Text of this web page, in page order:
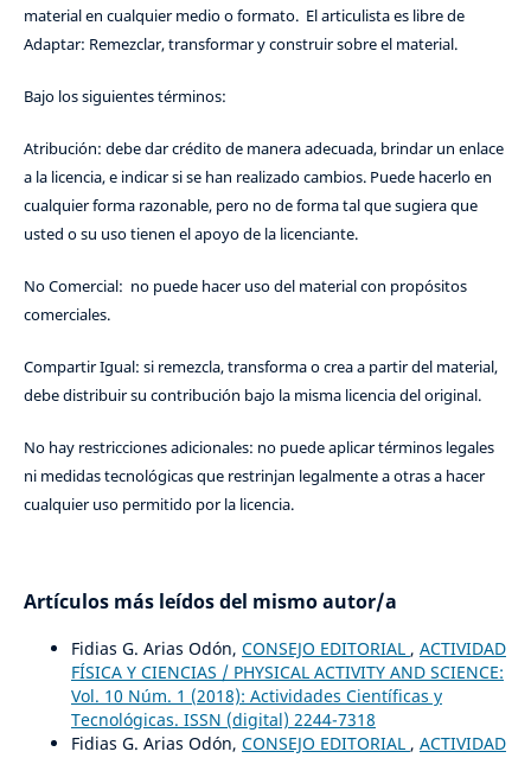
material en cualquier medio o formato. El articulista es libre de
Adaptar: Remezclar, transformar y construir sobre el material.
Bajo los siguientes términos:
Atribución: debe dar crédito de manera adecuada, brindar un enlace
a la licencia, e indicar si se han realizado cambios. Puede hacerlo en
cualquier forma razonable, pero no de forma tal que sugiera que
usted o su uso tienen el apoyo de la licenciante.
No Comercial: no puede hacer uso del material con propósitos
comerciales.
Compartir Igual: si remezcla, transforma o crea a partir del material,
debe distribuir su contribución bajo la misma licencia del original.
No hay restricciones adicionales: no puede aplicar términos legales
ni medidas tecnológicas que restrinjan legalmente a otras a hacer
cualquier uso permitido por la licencia.
Artículos más leídos del mismo autor/a
Fidias G. Arias Odón, CONSEJO EDITORIAL , ACTIVIDAD
FÍSICA Y CIENCIAS / PHYSICAL ACTIVITY AND SCIENCE:
Vol. 10 Núm. 1 (2018): Actividades Científicas y
Tecnológicas. ISSN (digital) 2244-7318
Fidias G. Arias Odón, CONSEJO EDITORIAL , ACTIVIDAD